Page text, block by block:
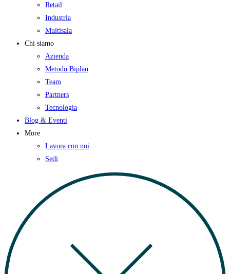
Retail
Industria
Multisala
Chi siamo
Azienda
Metodo Biplan
Team
Partners
Tecnologia
Blog & Eventi
More
Lavora con noi
Sedi